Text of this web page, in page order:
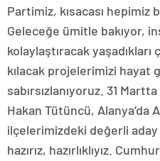
Partimiz, kısacası hepimiz
Geleceğe ümitle bakıyor,
kolaylaştıracak
kılacak projelerimizi hayat
sabırsızlanıyoruz. 31
Hakan Tütüncü, Alanya’da
ilçelerimizdeki değerli aday
hazırız, hazırlıklıyız.